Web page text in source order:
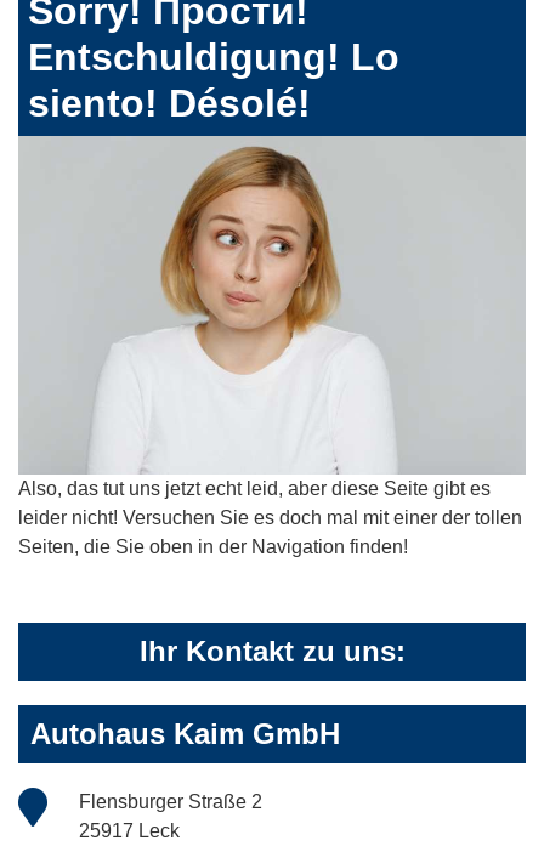
Sorry! Прости!
Entschuldigung! Lo
siento! Désolé!
Also, das tut uns jetzt echt leid, aber diese Seite gibt es
leider nicht! Versuchen Sie es doch mal mit einer der tollen
Seiten, die Sie oben in der Navigation finden!
Ihr Kontakt zu uns:
Autohaus Kaim GmbH
Flensburger Straße 2
25917 Leck